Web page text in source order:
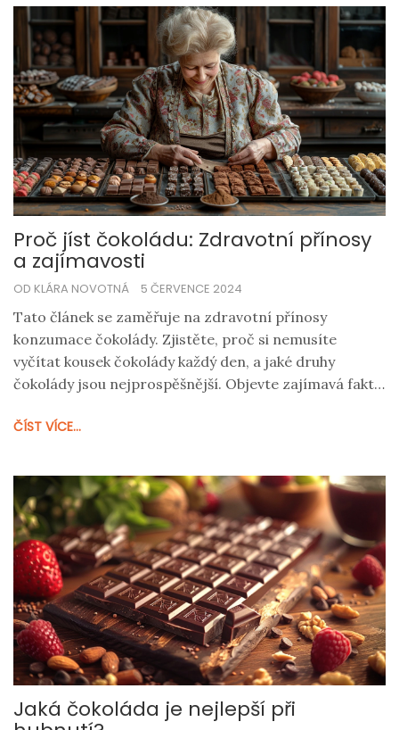
Proč jíst čokoládu: Zdravotní přínosy
a zajímavosti
OD KLÁRA NOVOTNÁ 5 ČERVENCE 2024
Tato článek se zaměřuje na zdravotní přínosy
konzumace čokolády. Zjistěte, proč si nemusíte
vyčítat kousek čokolády každý den, a jaké druhy
čokolády jsou nejprospěšnější. Objevte zajímavá fakta
ČÍST VÍCE...
Jaká čokoláda je nejlepší při